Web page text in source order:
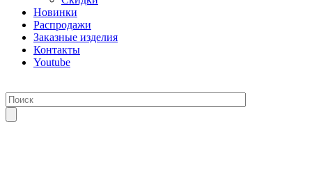
Новинки
Распродажи
Заказные изделия
Контакты
Youtube